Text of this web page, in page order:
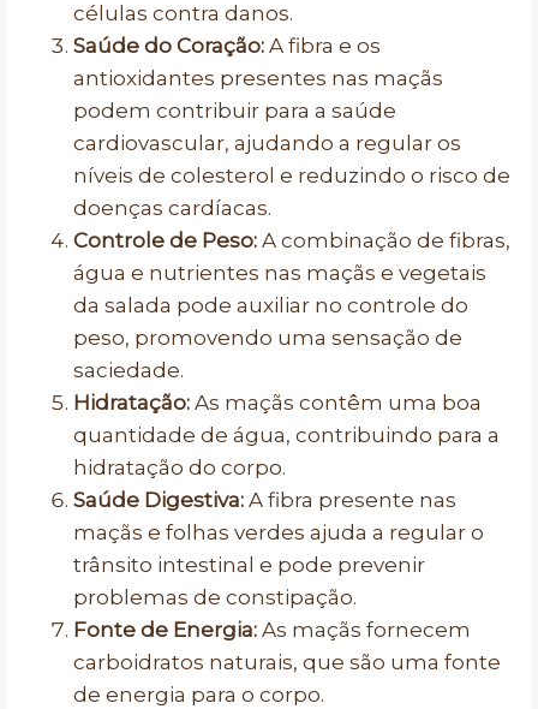
células contra danos.
Saúde do Coração: A fibra e os
antioxidantes presentes nas maçãs
podem contribuir para a saúde
cardiovascular, ajudando a regular os
níveis de colesterol e reduzindo o risco de
doenças cardíacas.
Controle de Peso: A combinação de fibras,
água e nutrientes nas maçãs e vegetais
da salada pode auxiliar no controle do
peso, promovendo uma sensação de
saciedade.
Hidratação: As maçãs contêm uma boa
quantidade de água, contribuindo para a
hidratação do corpo.
Saúde Digestiva: A fibra presente nas
maçãs e folhas verdes ajuda a regular o
trânsito intestinal e pode prevenir
problemas de constipação.
Fonte de Energia: As maçãs fornecem
carboidratos naturais, que são uma fonte
de energia para o corpo.